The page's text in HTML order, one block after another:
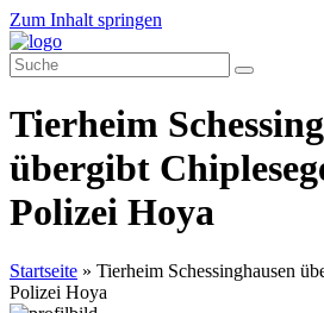
Zum Inhalt springen
Tierheim
übergibt
Polizei Hoya
Startseite » Tierheim Schessinghausen
Polizei Hoya